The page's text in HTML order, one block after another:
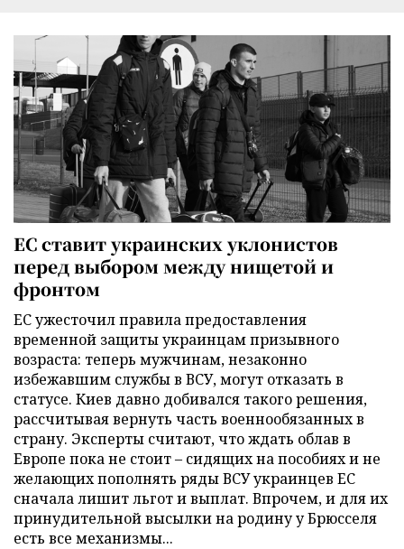
ЕС ставит украинских уклонистов
перед выбором между нищетой и
фронтом
ЕС ужесточил правила предоставления
временной защиты украинцам призывного
возраста: теперь мужчинам, незаконно
избежавшим службы в ВСУ, могут отказать в
статусе. Киев давно добивался такого решения,
рассчитывая вернуть часть военнообязанных в
страну. Эксперты считают, что ждать облав в
Европе пока не стоит – сидящих на пособиях и не
желающих пополнять ряды ВСУ украинцев ЕС
сначала лишит льгот и выплат. Впрочем, и для их
принудительной высылки на родину у Брюсселя
есть все механизмы...